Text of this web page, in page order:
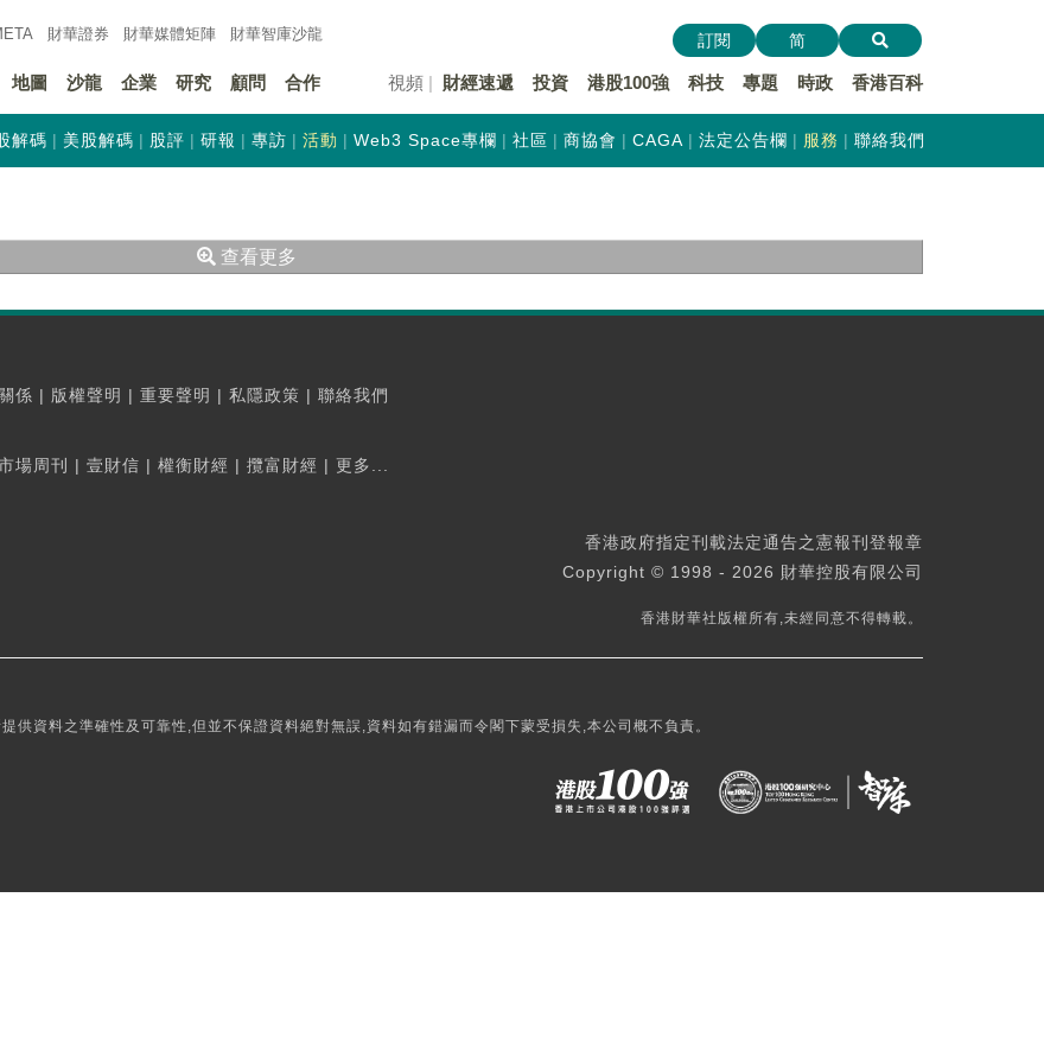
財華證券 財華媒體矩陣 財華智庫沙龍
地圖 沙龍 企業 研究 顧問 合作 視頻 財經速遞 投資 港股100強 科技 專題 時政 香港百科
訂閱 简
解碼 美股解碼 股評 研報 專訪 活動 Web3 Space專欄 社區 商協會 CAGA 法定公告欄 服務 聯絡我們
查看更多
係 | 版權聲明 | 重要聲明 | 私隱政策 | 聯絡我們
場周刊 | 壹財信 | 權衡財經 | 攬富財經 | 更多...
香港政府指定刊載法定通告之憲報刊登報章
Copyright © 1998 - 2026 財華控股有限公司
香港財華社版權所有,未經同意不得轉載。
供資料之準確性及可靠性,但並不保證資料絕對無誤,資料如有錯漏而令閣下蒙受損失,本公司概不負責。